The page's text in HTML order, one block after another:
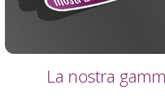
La nostra